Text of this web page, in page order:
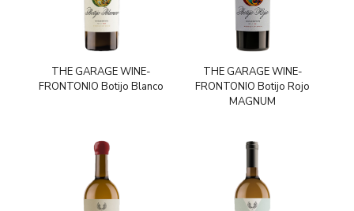
THE GARAGE WINE-
FRONTONIO Botijo Blanco
THE GARAGE WINE-
FRONTONIO Botijo Rojo
MAGNUM